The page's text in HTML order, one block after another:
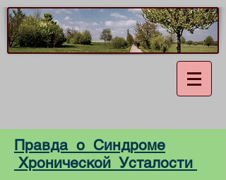
Правда о Синдроме
Хронической Усталости